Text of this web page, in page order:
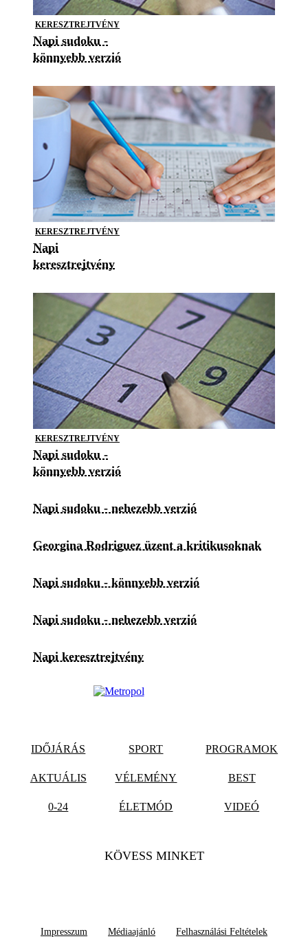
KERESZTREJTVÉNY
Napi sudoku -
könnyebb verzió
KERESZTREJTVÉNY
Napi
keresztrejtvény
KERESZTREJTVÉNY
Napi sudoku -
könnyebb verzió
Napi sudoku - nehezebb verzió
Georgina Rodriguez üzent a kritikusoknak
Napi sudoku - könnyebb verzió
Napi sudoku - nehezebb verzió
Napi keresztrejtvény
IDŐJÁRÁS SPORT PROGRAMOK
AKTUÁLIS VÉLEMÉNY BEST
0-24 ÉLETMÓD VIDEÓ
KÖVESS MINKET
Impresszum Médiaajánló Felhasználási Feltételek